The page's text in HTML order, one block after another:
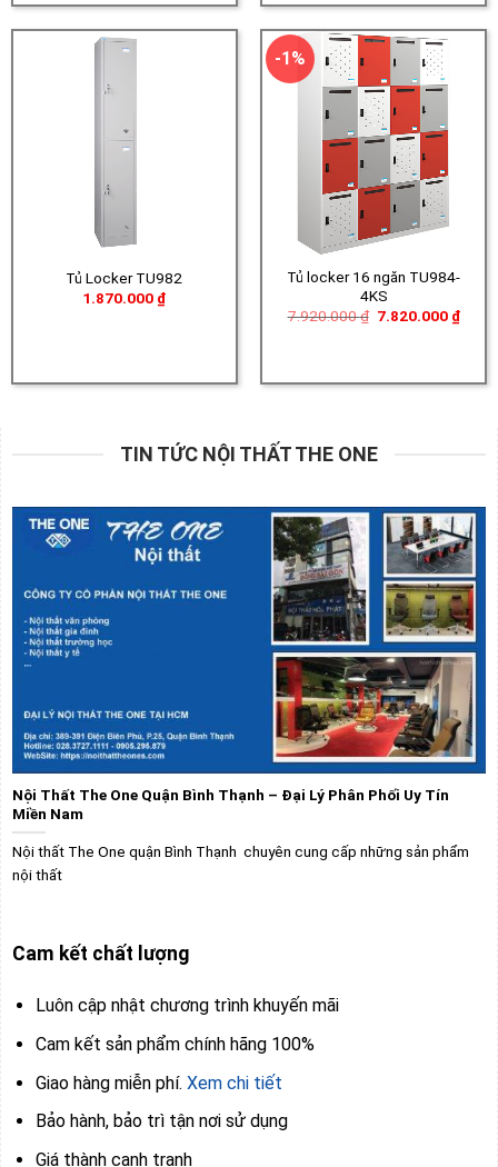
Tủ Locker TU982
1.870.000 ₫
-1%
Tủ locker 16 ngăn TU984-
4KS
7.920.000₫ Giá
7.820.000 ₫Giá
hiện
TIN TỨC NỘI THẤT THE ONE
Nội Thất The One Quận Bình Thạnh – Đại Lý Phân Phối Uy Tín
Miền Nam
Nội thất The One quận Bình Thạnh chuyên cung cấp những sản phẩm
nội thất
Cam kết chất lượng
Luôn cập nhật chương trình khuyến mãi
Cam kết sản phẩm chính hãng 100%
Giao hàng miễn phí. Xem chi tiết
Bảo hành, bảo trì tận nơi sử dụng
Giá thành cạnh tranh